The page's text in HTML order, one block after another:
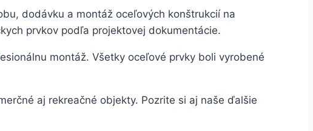
dodávku a montáž oceľových konštrukcií na
prvkov podľa projektovej dokumentácie.
montáž. Všetky oceľové prvky boli vyrobené
aj rekreačné objekty. Pozrite si aj naše ďalšie